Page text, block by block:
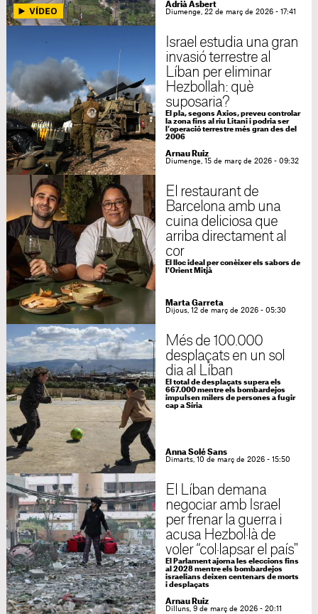
Adrià Asbert
Diumenge, 22 de març de 2026 - 17:41
Israel estudia una gran
invasió terrestre al
Líban per eliminar
Hezbollah: què
suposaria?
El pla, segons Axios, preveu controlar
la zona fins al riu Litani i podria ser
l'operació terrestre més gran des del
2006
Arnau Ruiz
Diumenge, 15 de març de 2026 - 09:32
El restaurant de
Barcelona amb una
cuina deliciosa que
arriba directament al
cor
El lloc ideal per conèixer els sabors de
l'Orient Mitjà
Marta Garreta
Dijous, 12 de març de 2026 - 05:30
Més de 100.000
desplaçats en un sol
dia al Líban
El total de desplaçats supera els
667.000 mentre els bombardejos
impulsen milers de persones a fugir
cap a Síria
Anna Solé Sans
Dimarts, 10 de març de 2026 - 15:50
El Líban demana
negociar amb Israel
per frenar la guerra i
acusa Hezbol·là de
voler “col·lapsar el país"
El Parlament ajorna les eleccions fins
al 2028 mentre els bombardejos
israelians deixen centenars de morts
i desplaçats
Arnau Ruiz
Dilluns, 9 de març de 2026 - 20:11